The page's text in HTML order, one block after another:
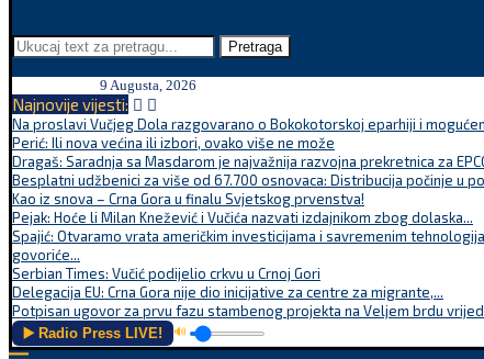
Pretraga
9 Augusta, 2026
Najnovije vijesti:
Na proslavi Vučjeg Dola razgovarano o Bokokotorskoj eparhiji i
Perić: Ili nova većina ili izbori, ovako više ne može
Dragaš: Saradnja sa Masdarom je najvažnija razvojna prekretnica za
Besplatni udžbenici za više od 67.700 osnovaca: Distribucija počinje u
Kao iz snova – Crna Gora u finalu Svjetskog prvenstva!
Pejak: Hoće li Milan Knežević i Vučića nazvati izdajnikom zbog dolaska...
Spajić: Otvaramo vrata američkim investicijama i savremenim
govoriće...
Serbian Times: Vučić podijelio crkvu u Crnoj Gori
Delegacija EU: Crna Gora nije dio inicijative za centre za migrante,...
Potpisan ugovor za prvu fazu stambenog projekta na Veljem brdu
▶️ Radio Press LIVE! 🔊